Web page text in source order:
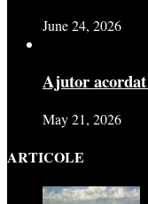
June 24, 2026
Ajutor
May 21, 2026
ARTICOLE